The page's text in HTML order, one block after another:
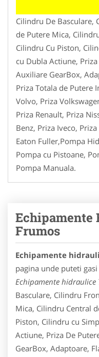
Cilindru De Basculare,
de Putere Mica,
Cilindru Cu Piston,
cu Dubla Actiune,
Auxiliare GearBox,
Priza Totala de Putere
Volvo, Priza
Priza Renault, Priza
Benz, Priza Iveco,
Eaton Fuller,Pompa
Pompa cu Pistoane,
Pompa Manuala.
Echipamente
Frumos
Echipamente
pagina unde puteti
Echipamente hidraulice
Basculare, Cilindru
Mica, Cilindru Central
Piston, Cilindru cu
Actiune, Priza De
GearBox, Adaptoare,